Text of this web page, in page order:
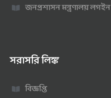
জনপ্রশাসন মন্ত্রণালয় লগইন
সরাসরি লিঙ্ক
বিজ্ঞপ্তি